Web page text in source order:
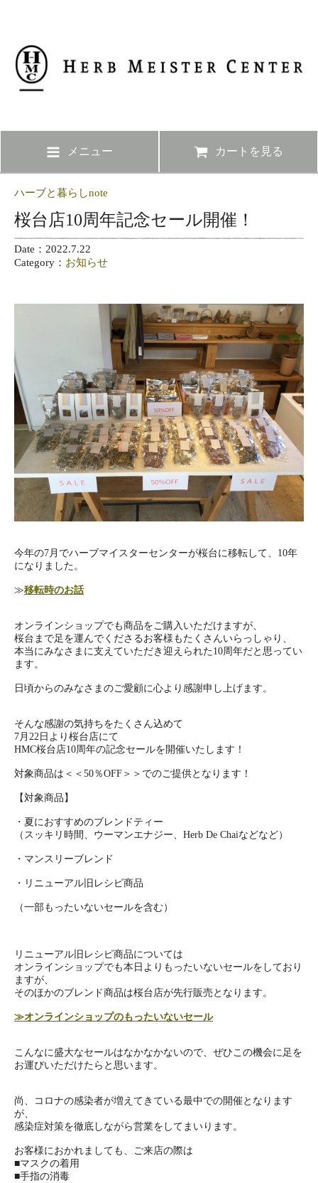
メニュー カートを見る
ハーブと暮らしnote
桜台店10周年記念セール開催！
Date：2022.7.22
Category： お知らせ
今年の7月でハーブマイスターセンターが桜台に移転して、10年
になりました。
≫移転時のお話
オンラインショップでも商品をご購入いただけますが、
桜台まで足を運んでくださるお客様もたくさんいらっしゃり、
本当にみなさまに支えていただき迎えられた10周年だと思ってい
ます。
日頃からのみなさまのご愛顧に心より感謝申し上げます。
そんな感謝の気持ちをたくさん込めて
7月22日より桜台店にて
HMC桜台店10周年の記念セールを開催いたします！
対象商品は＜＜50％OFF＞＞でのご提供となります！
【対象商品】
・夏におすすめのブレンドティー
（スッキリ時間、ウーマンエナジー、Herb De Chaiなどなど）
・マンスリーブレンド
・リニューアル旧レシピ商品
（一部もったいないセールを含む）
リニューアル旧レシピ商品については
オンラインショップでも本日よりもったいないセールをしており
ますが、
そのほかのブレンド商品は桜台店が先行販売となります。
≫オンラインショップのもったいないセール
こんなに盛大なセールはなかなかないので、ぜひこの機会に足を
お運びいただけたらと思います。
尚、コロナの感染者が増えてきている最中での開催となります
が、
感染症対策を徹底しながら営業をしてまいります。
お客様におかれましても、ご来店の際は
■マスクの着用
■手指の消毒